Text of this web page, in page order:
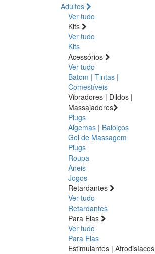
Adultos
Ver tudo
Kits
Ver tudo
Kits
Acessórios
Ver tudo
Batom | Tintas |
Comestíveis
Vibradores | Dildos |
Massajadores
Plugs
Algemas | Baloiços
Gel de Massagem
Plugs
Roupa
Aneis
Jogos
Retardantes
Ver tudo
Retardantes
Para Elas
Ver tudo
Para Elas
Estimulantes | Afrodisíacos